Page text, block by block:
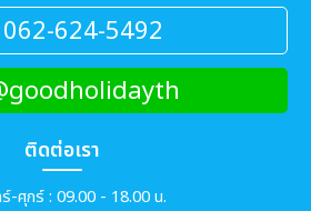
062-624-5492
ติดต่อเรา
-ศุกร์ : 09.00 - 18.00 น.